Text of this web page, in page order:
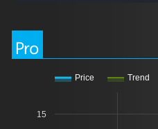
Pro
Price Trend
15